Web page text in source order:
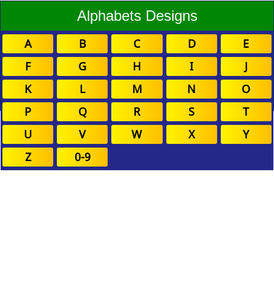
Alphabets Designs
A B C D
E
F
G H I
J
K
L M N
O
P
Q R S
T
U
V W X
Y
Z
0-9